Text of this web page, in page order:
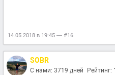
14.05.2018 в 19:45 — #16
SOBR
С нами: 3719 дней Рейтинг: